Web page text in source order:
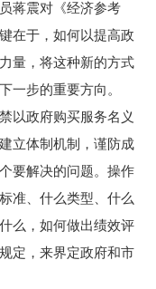
蒋震对《经济参考
在于，如何以提高政
量，将这种新的方式
一步的重要方向。
政府购买服务名义
立体制机制，谨防成
要解决的问题。操作
准、什么类型、什么
么，如何做出绩效评
定，来界定政府和市